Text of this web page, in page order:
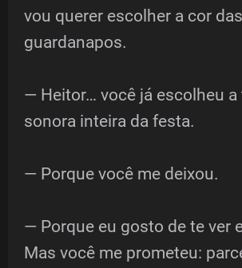
vou querer escolher a cor das
guardanapos.
— Heitor… você já escolheu a
sonora inteira da festa.
— Porque você me deixou.
— Porque eu gosto de te ver
Mas você me prometeu: